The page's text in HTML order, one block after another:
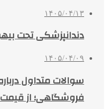
۱۴۰۵/۰۴/۱۳
دندانپزشکی تحت
۱۴۰۵/۰۴/۰۹
سوالات متداول
فروشگاهی؛ از